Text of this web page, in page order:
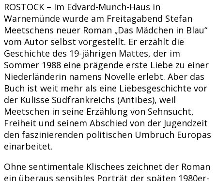
ROSTOCK – Im Edvard-Munch-Haus in
Warnemünde wurde am Freitagabend Stefan
Meetschens neuer Roman „Das Mädchen in Blau“
vom Autor selbst vorgestellt. Er erzählt die
Geschichte des 19-jährigen Mattes, der im
Sommer 1988 eine prägende erste Liebe zu einer
Niederländerin namens Novelle erlebt. Aber das
Buch ist weit mehr als eine Liebesgeschichte vor
der Kulisse Südfrankreichs (Antibes), weil
Meetschen in seine Erzählung von Sehnsucht,
Freiheit und seinem Abschied von der Jugendzeit
den faszinierenden politischen Umbruch Europas
einarbeitet.
Ohne sentimentale Klischees zeichnet der Roman
ein überaus sensibles Porträt der späten 1980er-